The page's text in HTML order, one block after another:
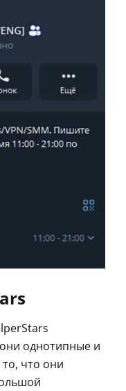
однотипные и
что они